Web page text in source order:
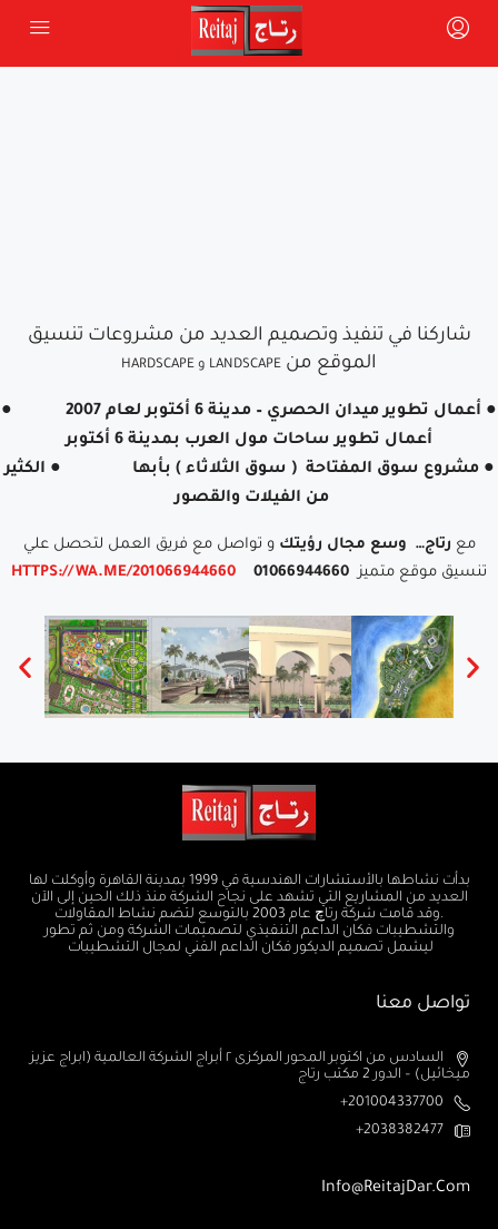
شاركنا في تنفيذ وتصميم العديد من مشروعات تنسيق
الموقع من LANDSCAPE و HARDSCAPE
● أعمال تطوير ميدان الحصري – مدينة 6 أكتوبر لعام 2007 ●
أعمال تطوير ساحات مول العرب بمدينة 6 أكتوبر
● مشروع سوق المفتاحة ( سوق الثلاثاء ) بأبها ● الكثير
من الفيلات والقصور
مع رتاج… وسع مجال رؤيتكو تواصل مع فريق العمل لتحصل علي
تنسيق موقع متميز 01066944660
HTTPS://WA.ME/201066944660
بدأت نشاطها بالأستشارات الهندسية في 1999 بمدينة القاهرة وأوكلت لها
العديد من المشاريع التي تشهد على نجاح الشركة منذ ذلك الحين إلى الآن
.وقد قامت شركة رتاچ عام 2003 بالتوسع لتضم نشاط المقاولات
والتشطيبات فكان الداعم التنفيذي لتصميمات الشركة ومن ثم تطور
ليشمل تصميم الديكور فكان الداعم الفني لمجال التشطيبات
تواصل معنا
السادس من اكتوبر المحور المركزى ٢ أبراج الشركة العالمية (ابراج عزيز
ميخائيل) – الدور 2 مكتب رتاج
201004337700+
2038382477+
Info@ReitajDar.com